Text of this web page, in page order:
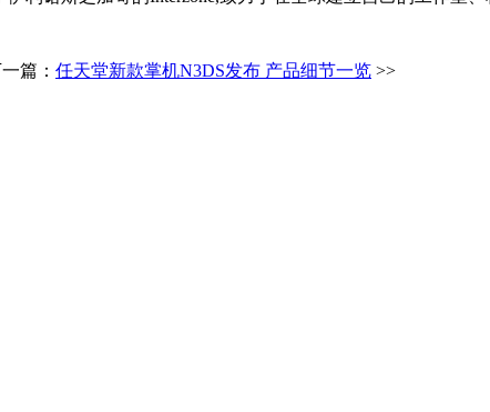
篇： 任天堂新款掌机N3DS发布 产品细节一览 >>